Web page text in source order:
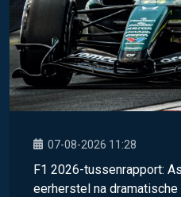
07-08-2026 11:28
F1 2026-tussenrapport:
eerherstel na